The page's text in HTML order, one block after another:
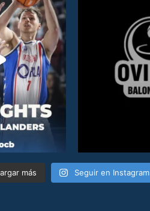
más Seguir en Instagram